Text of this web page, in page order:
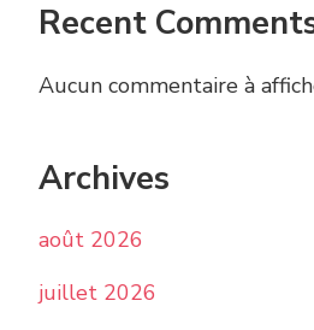
Recent
Aucun commentaire à
Archives
août 2026
juillet 2026